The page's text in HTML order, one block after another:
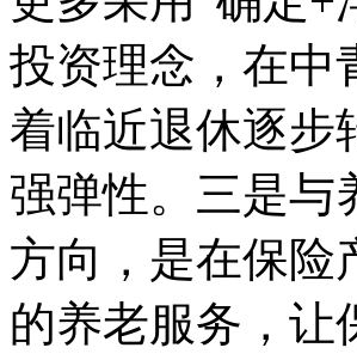
投资理念，在中
着临近退休逐步
强弹性。三是与
方向，是在保险
的养老服务，让